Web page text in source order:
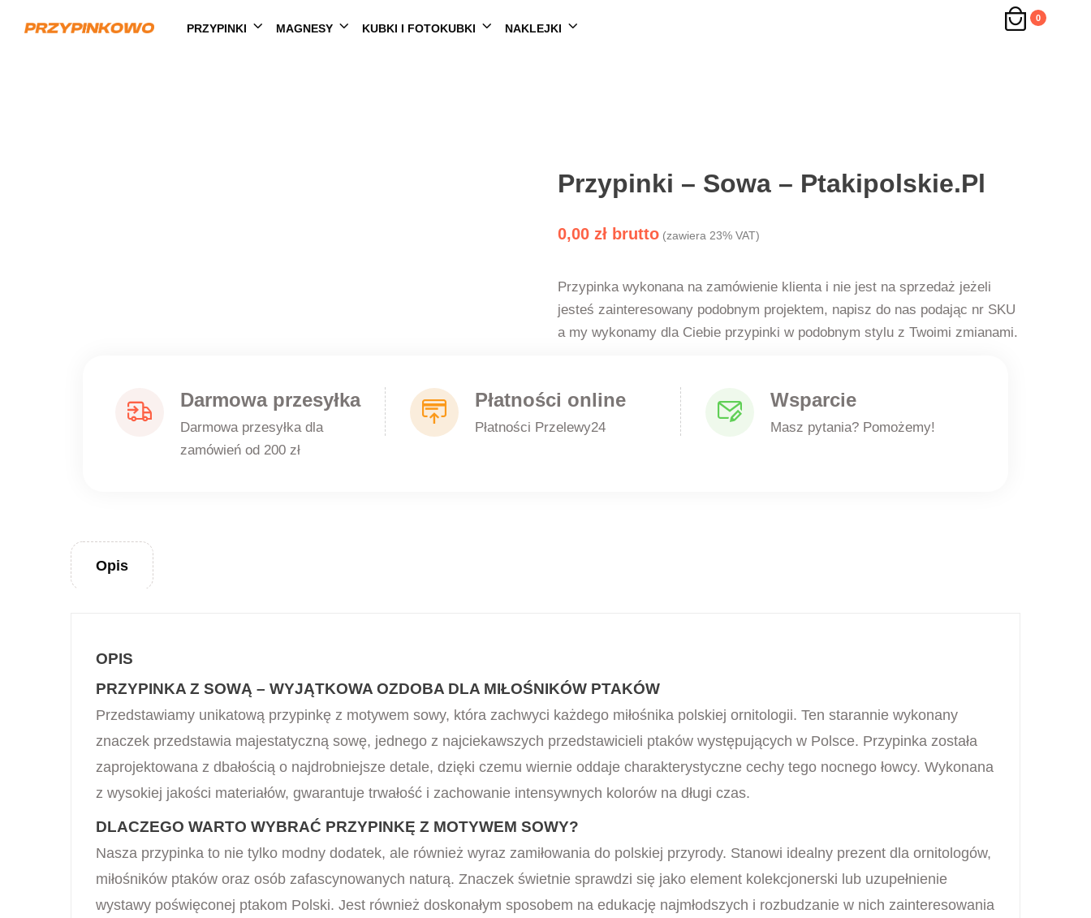
PRZYPINKI MAGNESY KUBKI I FOTOKUBKI NAKLEJKI
0
Przypinki – Sowa – Ptakipolskie.pl
0,00 zł (zawiera 23% VAT)
Przypinka wykonana na zamówienie klienta i nie jest na sprzedaż jeżeli
jesteś zainteresowany podobnym projektem, napisz do nas podając nr SKU
a my wykonamy dla Ciebie przypinki w podobnym stylu z Twoimi zmianami.
Darmowa przesyłka
Darmowa przesyłka dla
zamówień od 200 zł
Płatności online
Płatności Przelewy24
Wsparcie
Masz pytania? Pomożemy!
Opis
OPIS
PRZYPINKA Z SOWĄ – WYJĄTKOWA OZDOBA DLA MIŁOŚNIKÓW PTAKÓW
Przedstawiamy unikatową przypinkę z motywem sowy, która zachwyci każdego miłośnika polskiej ornitologii. Ten starannie wykonany
znaczek przedstawia majestatyczną sowę, jednego z najciekawszych przedstawicieli ptaków występujących w Polsce. Przypinka została
zaprojektowana z dbałością o najdrobniejsze detale, dzięki czemu wiernie oddaje charakterystyczne cechy tego nocnego łowcy. Wykonana
z wysokiej jakości materiałów, gwarantuje trwałość i zachowanie intensywnych kolorów na długi czas.
DLACZEGO WARTO WYBRAĆ PRZYPINKĘ Z MOTYWEM SOWY?
Nasza przypinka to nie tylko modny dodatek, ale również wyraz zamiłowania do polskiej przyrody. Stanowi idealny prezent dla ornitologów,
miłośników ptaków oraz osób zafascynowanych naturą. Znaczek świetnie sprawdzi się jako element kolekcjonerski lub uzupełnienie
wystawy poświęconej ptakom Polski. Jest również doskonałym sposobem na edukację najmłodszych i rozbudzanie w nich zainteresowania